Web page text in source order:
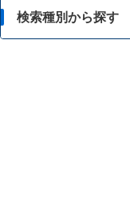
かぜ薬
検索種別から探す